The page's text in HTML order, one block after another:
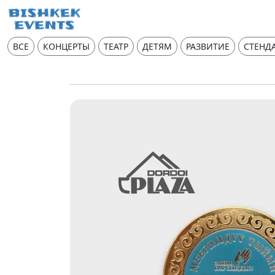
ВСЕ КОНЦЕРТЫ ТЕАТР ДЕТЯМ РАЗВИТИЕ